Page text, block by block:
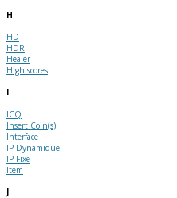
H
HD
HDR
Healer
High scores
I
ICQ
Insert Coin(s)
Interface
IP Dynamique
IP Fixe
Item
J